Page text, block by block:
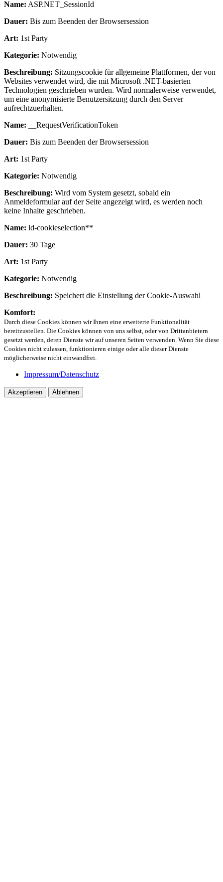
Name: ASP.NET_SessionId
Dauer: Bis zum Beenden der Browsersession
Art: 1st Party
Kategorie: Notwendig
Beschreibung: Sitzungscookie für allgemeine Plattformen, der von
Websites verwendet wird, die mit Microsoft .NET-basierten
Technologien geschrieben wurden. Wird normalerweise verwendet,
um eine anonymisierte Benutzersitzung durch den Server
aufrechtzuerhalten.
Name: __RequestVerificationToken
Dauer: Bis zum Beenden der Browsersession
Art: 1st Party
Kategorie: Notwendig
Beschreibung: Wird vom System gesetzt, sobald ein
Anmeldeformular auf der Seite angezeigt wird, es werden noch
keine Inhalte geschrieben.
Name: ld-cookieselection**
Dauer: 30 Tage
Art: 1st Party
Kategorie: Notwendig
Beschreibung: Speichert die Einstellung der Cookie-Auswahl
Komfort:
Durch diese Cookies können wir Ihnen eine erweiterte Funktionalität
bereitzustellen. Die Cookies können von uns selbst, oder von Drittanbietern
gesetzt werden, deren Dienste wir auf unseren Seiten verwenden. Wenn Sie diese
Cookies nicht zulassen, funktionieren einige oder alle dieser Dienste
möglicherweise nicht einwandfrei.
Impressum/Datenschutz
Akzeptieren Ablehnen